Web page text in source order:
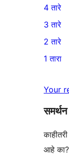
5-
तारांकित
4-
तारांकित
परीक्षणे
4 तारे
0
3-
तारांकित
3 तारे
2-
परीक्षणे
2 तारे
तारांकित
परीक्षणे
1 तारा
Your
समर्थन
आहे का?